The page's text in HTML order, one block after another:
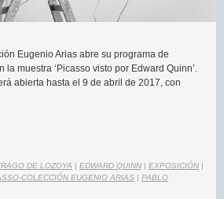
Eugenio Arias abre su programa de
muestra ‘Picasso visto por Edward Quinn’.
abierta hasta el 9 de abril de 2017, con
DE LOZOYA | EDWARD QUINN | EXPOSICIÓN |
COLECCIÓN EUGENIO ARIAS | PABLO